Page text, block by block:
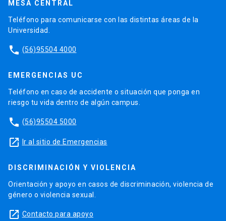
MESA CENTRAL
Teléfono para comunicarse con las distintas áreas de la
Universidad.
phone (56)95504 4000
EMERGENCIAS UC
Teléfono en caso de accidente o situación que ponga en
riesgo tu vida dentro de algún campus.
phone (56)95504 5000
launch Ir al sitio de Emergencias
DISCRIMINACIÓN Y VIOLENCIA
Orientación y apoyo en casos de discriminación, violencia de
género o violencia sexual.
launch Contacto para apoyo